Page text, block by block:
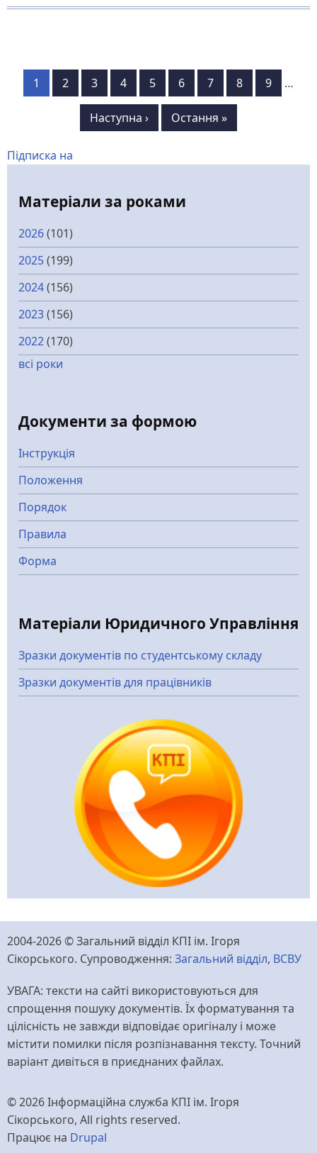
Розбивка
Сторінка
1 Сторінка
2 Сторінка
3 Сторінка
4 Сторінка
5 Сторінка
6 Сторінка
7 Сторінка
8 Сторінка
9 …
Наступна
сторінка
Наступна ›
Остання
сторінка
Остання »
Підписка на
Матеріали за роками
2026(101)
2025(199)
2024(156)
2023(156)
2022(170)
всі роки
Документи за формою
Інструкція
Положення
Порядок
Правила
Форма
Матеріали Юридичного Управління
Зразки документів по студентському складу
Зразки документів для працівників
2004-2026 © Загальний відділ КПІ ім. Ігоря
Сікорського. Супроводження: Загальний відділ, ВСВУ
УВАГА: тексти на сайті використовуються для
спрощення пошуку документів. Їх форматування та
цілісність не завжди відповідає оригіналу і може
містити помилки після розпізнавання тексту. Точний
варіант дивіться в приєднаних файлах.
© 2026 Інформаційна служба КПІ ім. Ігоря
Сікорського, All rights reserved.
Працює на Drupal